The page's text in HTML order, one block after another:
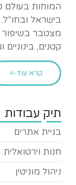
המוחות בעולם
מצטבר בשיפור
קטנים, בינוניים
קרא עוד
תיק עבודות
בניית אתרים
חנות וירטואלית
ניהול מוניטין